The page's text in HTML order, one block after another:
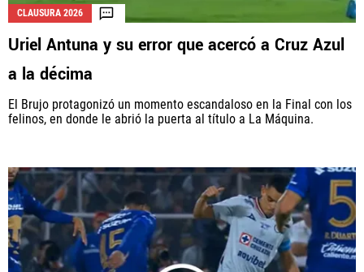
CLAUSURA 2026
Uriel Antuna y su error que acercó a Cruz Azul
a la décima
El Brujo protagonizó un momento escandaloso en la Final con los
felinos, en donde le abrió la puerta al título a La Máquina.